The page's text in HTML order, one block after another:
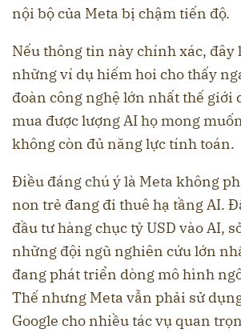
nội bộ của Meta bị chậm tiến độ.
Nếu thông tin này chính xác, đây
những ví dụ hiếm hoi cho thấy
đoàn công nghệ lớn nhất thế giới
mua được lượng AI họ mong
không còn đủ năng lực tính toán.
Điều đáng chú ý là Meta không
non trẻ đang đi thuê hạ tầng AI.
đầu tư hàng chục tỷ USD vào AI,
những đội ngũ nghiên cứu lớn
đang phát triển dòng mô hình
Thế nhưng Meta vẫn phải sử
Google cho nhiều tác vụ quan